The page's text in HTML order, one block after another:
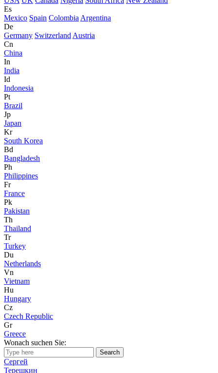
Es
Mexico Spain Colombia Argentina
De
Germany Switzerland Austria
Cn
China
In
India
Id
Indonesia
Pt
Brazil
Jp
Japan
Kr
South Korea
Bd
Bangladesh
Ph
Philippines
Fr
France
Pk
Pakistan
Th
Thailand
Tr
Turkey
Du
Netherlands
Vn
Vietnam
Hu
Hungary
Cz
Czech Republic
Gr
Greece
Wonach suchen Sie:
Сергей
Терешкин